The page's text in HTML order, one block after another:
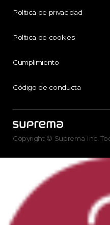
Política de privacidad
Política de cookies
Cumplimiento
Código de conducta
Copyright © Suprema Inc.